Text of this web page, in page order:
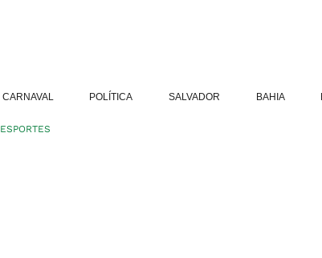
CARNAVAL POLÍTICA SALVADOR BAHIA
ESPORTES